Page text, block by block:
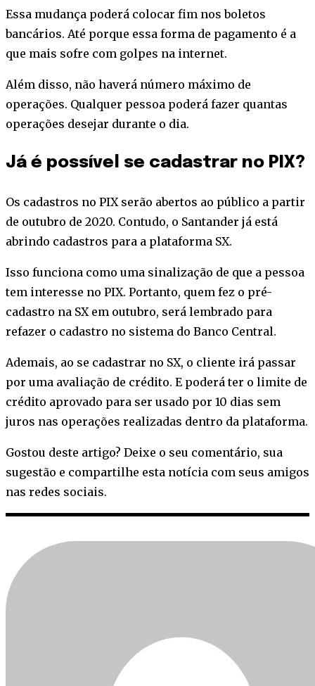
Essa mudança poderá colocar fim nos boletos
bancários. Até porque essa forma de pagamento é a
que mais sofre com golpes na internet.
Além disso, não haverá número máximo de
operações. Qualquer pessoa poderá fazer quantas
operações desejar durante o dia.
Já é possível se cadastrar no PIX?
Os cadastros no PIX serão abertos ao público a partir
de outubro de 2020. Contudo, o Santander já está
abrindo cadastros para a plataforma SX.
Isso funciona como uma sinalização de que a pessoa
tem interesse no PIX. Portanto, quem fez o pré-
cadastro na SX em outubro, será lembrado para
refazer o cadastro no sistema do Banco Central.
Ademais, ao se cadastrar no SX, o cliente irá passar
por uma avaliação de crédito. E poderá ter o limite de
crédito aprovado para ser usado por 10 dias sem
juros nas operações realizadas dentro da plataforma.
Gostou deste artigo? Deixe o seu comentário, sua
sugestão e compartilhe esta notícia com seus amigos
nas redes sociais.